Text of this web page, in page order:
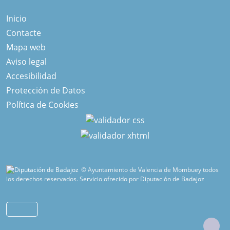
Inicio
Contacte
Mapa web
Aviso legal
Accesibilidad
Protección de Datos
Política de Cookies
© Ayuntamiento de Valencia de Mombuey todos
los derechos reservados.Servicio ofrecido por Diputación de Badajoz